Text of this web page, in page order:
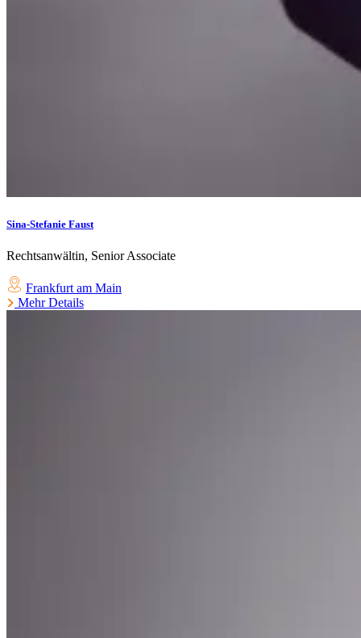
Sina-Stefanie Faust
Rechtsanwältin, Senior Associate
Frankfurt am Main
Mehr Details